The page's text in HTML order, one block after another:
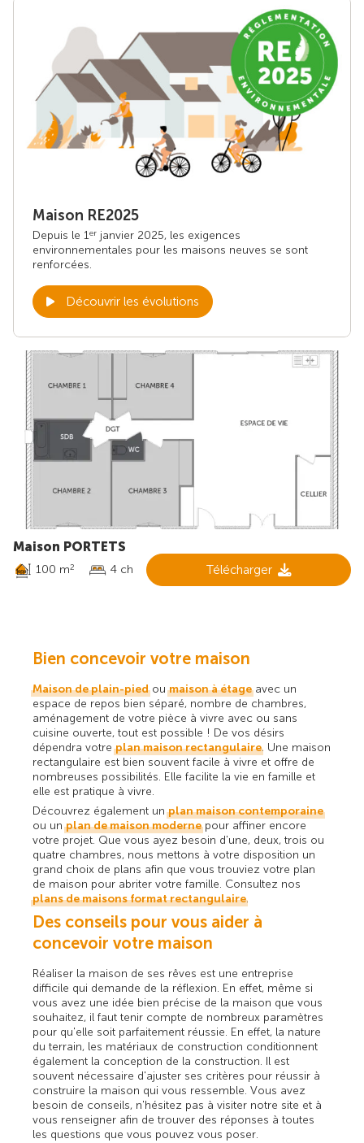
Maison RE2025
Depuis le 1er janvier 2025, les exigences
environnementales pour les maisons neuves se sont
renforcées.
Découvrir les évolutions
Maison PORTETS
100 m2 4 ch Télécharger
Bien concevoir votre maison
Maison de plain-piedoumaison à étageavec un
espace de repos bien séparé, nombre de chambres,
aménagement de votre pièce à vivre avec ou sans
cuisine ouverte, tout est possible ! De vos désirs
dépendra votreplan maison rectangulaire. Une maison
rectangulaire est bien souvent facile à vivre et offre de
nombreuses possibilités. Elle facilite la vie en famille et
elle est pratique à vivre.
Découvrez également unplan maison contemporaine
ou unplan de maison modernepour affiner encore
votre projet. Que vous ayez besoin d'une, deux, trois ou
quatre chambres, nous mettons à votre disposition un
grand choix de plans afin que vous trouviez votre plan
de maison pour abriter votre famille. Consultez nos
plans de maisons format rectangulaire.
Des conseils pour vous aider à
concevoir votre maison
Réaliser la maison de ses rêves est une entreprise
difficile qui demande de la réflexion. En effet, même si
vous avez une idée bien précise de la maison que vous
souhaitez, il faut tenir compte de nombreux paramètres
pour qu'elle soit parfaitement réussie. En effet, la nature
du terrain, les matériaux de construction conditionnent
également la conception de la construction. Il est
souvent nécessaire d'ajuster ses critères pour réussir à
construire la maison qui vous ressemble. Vous avez
besoin de conseils, n'hésitez pas à visiter notre site et à
vous renseigner afin de trouver des réponses à toutes
les questions que vous pouvez vous poser.